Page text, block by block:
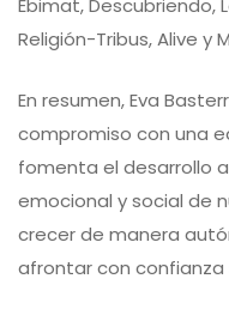
Ebimat, Descubriendo,
Religión-Tribus, Alive y
En resumen, Eva
compromiso con una
fomenta el desarrollo
emocional y social de
crecer de manera
afrontar con confianza